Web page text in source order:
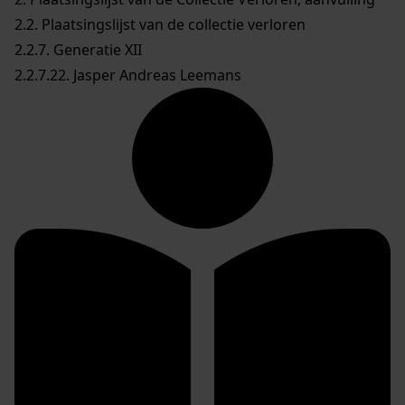
2.2. Plaatsingslijst van de collectie verloren
2.2.7. Generatie XII
2.2.7.22. Jasper Andreas Leemans